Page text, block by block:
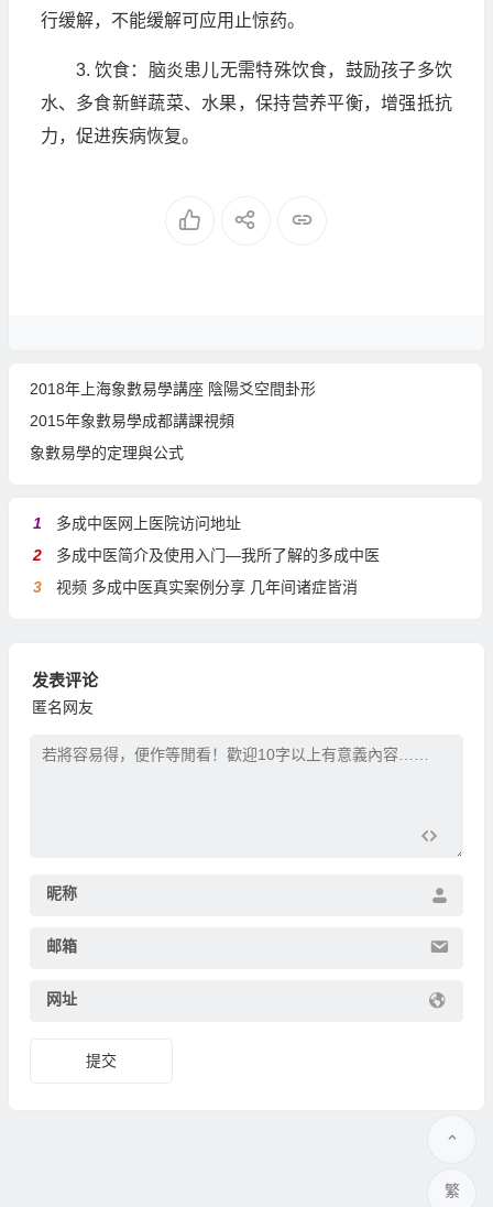
行缓解，不能缓解可应用止惊药。
3. 饮食：脑炎患儿无需特殊饮食，鼓励孩子多饮
水、多食新鲜蔬菜、水果，保持营养平衡，增强抵抗
力，促进疾病恢复。
2018年上海象數易學講座 陰陽爻空間卦形
2015年象數易學成都講課視頻
象數易學的定理與公式
1
多成中医网上医院访问地址
2
多成中医简介及使用入门—我所了解的多成中医
3
视频 多成中医真实案例分享 几年间诸症皆消
发表评论
匿名网友
昵称
邮箱
网址
繁